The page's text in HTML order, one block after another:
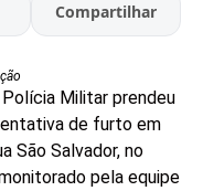
Compartilhar
Militar prendeu
de furto em
São Salvador, no
pela equipe